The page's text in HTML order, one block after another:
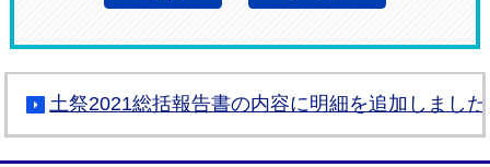
土祭2021総括報告書の内容に明細を追加しました